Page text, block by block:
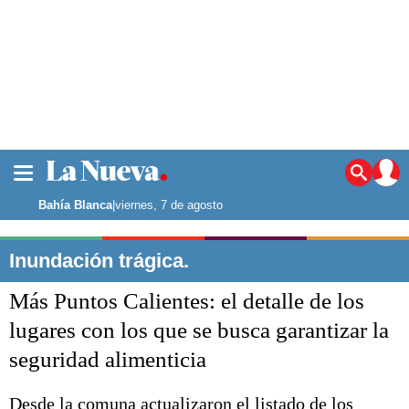
Noticias
La ciudad
Punta Alta
El país
El mundo
Seguridad
Deportes
Escenario Olímpico
Liga del Sur
Bahía Blanca|viernes, 7 de agosto
Inundación trágica.
Más Puntos Calientes: el detalle de los
lugares con los que se busca garantizar la
seguridad alimenticia
Desde la comuna actualizaron el listado de los